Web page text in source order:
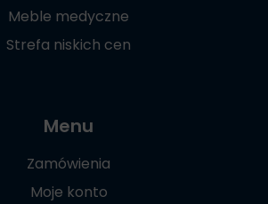
Meble medyczne
Strefa niskich cen
Menu
Zamówienia
Moje konto